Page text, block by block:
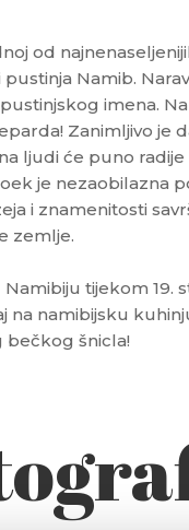
od
Namib.
imena.
Zanimljivo je
ljudi će puno
je nezaobilazna
i znamenitosti
zemlje.
Namibiju tijekom
na namibijsku
šnicla!